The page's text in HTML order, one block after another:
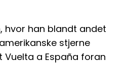
hvor han blandt andet
stjerne
a España foran